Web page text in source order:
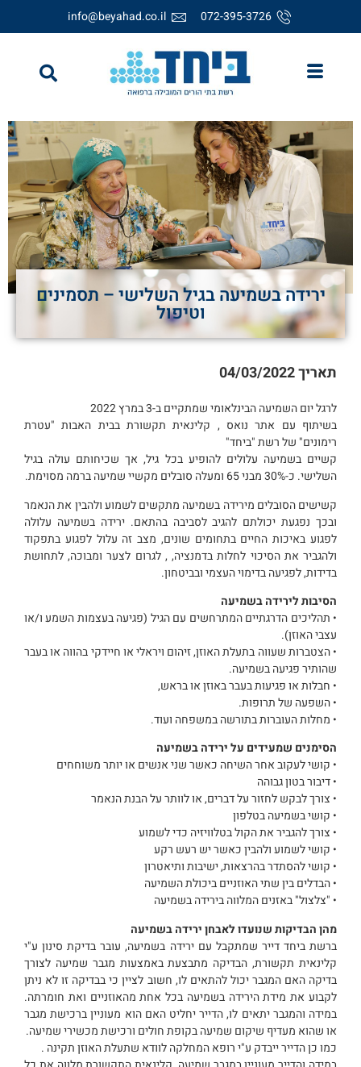
072-395-3726
info@beyahad.co.il
ירידה בשמיעה בגיל השלישי – תסמינים
וטיפול
תאריך 04/03/2022
לרגל יום השמיעה הבינלאומי שמתקיים ב-3 במרץ 2022
בשיתוף עם אתר נואס , קלינאית תקשורת בבית האבות "עטרת
רימונים" של רשת "ביחד"
קשיים בשמיעה עלולים להופיע בכל גיל, אך שכיחותם עולה בגיל
השלישי. כ-30% מבני 65 ומעלה סובלים מקשיי שמיעה ברמה מסוימת.
קשישים הסובלים מירידה בשמיעה מתקשים לשמוע ולהבין את הנאמר
ובכך נפגעת יכולתם להגיב לסביבה בהתאם. ירידה בשמיעה עלולה
לפגוע באיכות החיים בתחומים שונים, מצב זה עלול לפגוע בתפקוד
ולהגביר את הסיכוי לחלות בדמנציה, , לגרום לצער ומבוכה, לתחושת
בדידות, לפגיעה בדימוי העצמי ובביטחון.
הסיבות לירידה בשמיעה
• תהליכים הדרגתיים המתרחשים עם הגיל (פגיעה בעצמות השמע ו/או
עצבי האוזן).
• הצטברות שעווה בתעלת האוזן, זיהום ויראלי או חיידקי בהווה או בעבר
שהותיר פגיעה בשמיעה.
• חבלות או פגיעות בעבר באוזן או בראש,
• השפעה של תרופות.
• מחלות העוברות בתורשה במשפחה ועוד.
הסימנים שמעידים על ירידה בשמיעה
• קושי לעקוב אחר השיחה כאשר שני אנשים או יותר משוחחים
• דיבור בטון גבוהה
• צורך לבקש לחזור על דברים, או לוותר על הבנת הנאמר
• קושי בשמיעה בטלפון
• צורך להגביר את הקול בטלוויזיה כדי לשמוע
• קושי לשמוע ולהבין כאשר יש רעש רקע
• קושי להסתדר בהרצאות, ישיבות ותיאטרון
• הבדלים בין שתי האוזניים ביכולת השמיעה
• "צלצול" באזנים המלווה בירידה בשמיעה
מהן הבדיקות שנועדו לאבחן ירידה בשמיעה
ברשת ביחד דייר שמתקבל עם ירידה בשמיעה, עובר בדיקת סינון ע"י
קלינאית תקשורת, הבדיקה מתבצעת באמצעות מגבר שמיעה לצורך
בדיקה האם המגבר יכול להתאים לו, חשוב לציין כי בבדיקה זו לא ניתן
לקבוע את מידת הירידה בשמיעה בכל אחת מהאוזניים ואת חומרתה.
במידה והמגבר יתאים לו, הדייר יחליט האם הוא מעוניין ברכישת מגבר
או שהוא מעדיף שיקום שמיעה בקופת חולים ורכישת מכשירי שמיעה.
כמו כן הדייר ייבדק ע"י רופא המחלקה לוודא שתעלת האוזן תקינה .